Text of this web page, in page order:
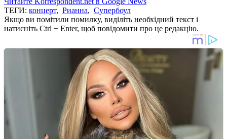
ТЕГИ: концерт, Рианна, Супербоул
Якщо ви помітили помилку, виділіть необхідний текст і
натисніть Ctrl + Enter, щоб повідомити про це редакцію.